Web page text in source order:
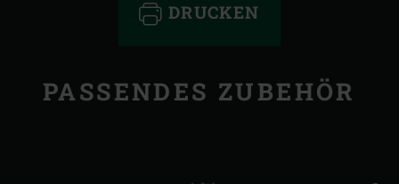
DRUCKEN
PASSENDES ZUBEHÖR